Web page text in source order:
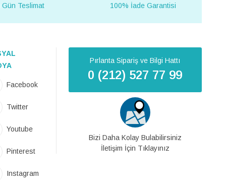
Gün Teslimat 100% İade Garantisi
Facebook
Twitter
Youtube
Pinterest
Instagram
Pırlanta Sipariş ve Bilgi Hattı
0 (212) 527 77 99
Bizi Daha Kolay Bulabilirsiniz
İletişim İçin Tıklayınız